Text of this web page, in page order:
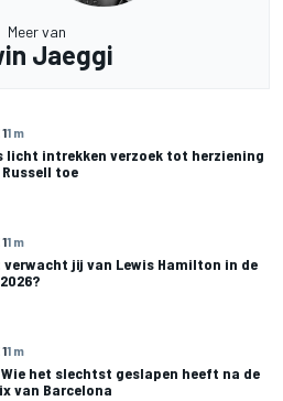
Meer van
Jaeggi
1 m
licht intrekken verzoek tot herziening
toe
1 m
verwacht jij van Lewis Hamilton in de
1 m
het slechtst geslapen heeft na de
van Barcelona